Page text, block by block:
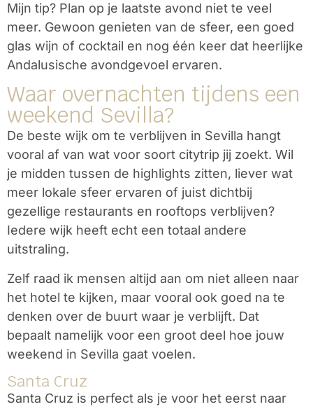
Mijn tip? Plan op je laatste avond niet te veel
meer. Gewoon genieten van de sfeer, een goed
glas wijn of cocktail en nog één keer dat heerlijke
Andalusische avondgevoel ervaren.
Waar overnachten tijdens een
weekend Sevilla?
De beste wijk om te verblijven in Sevilla hangt
vooral af van wat voor soort citytrip jij zoekt. Wil
je midden tussen de highlights zitten, liever wat
meer lokale sfeer ervaren of juist dichtbij
gezellige restaurants en rooftops verblijven?
Iedere wijk heeft echt een totaal andere
uitstraling.
Zelf raad ik mensen altijd aan om niet alleen naar
het hotel te kijken, maar vooral ook goed na te
denken over de buurt waar je verblijft. Dat
bepaalt namelijk voor een groot deel hoe jouw
weekend in Sevilla gaat voelen.
Santa Cruz
Santa Cruz is perfect als je voor het eerst naar